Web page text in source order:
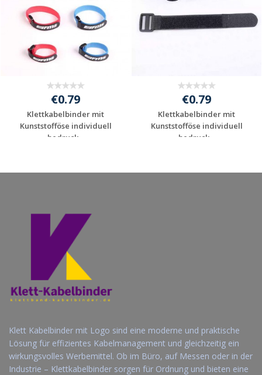
€0.79
Klettkabelbinder mit
Kunststofföse individuell
bedruck...
€0.79
Klettkabelbinder mit
Kunststofföse individuell
bedruck...
Klett Kabelbinder mit Logo sind eine moderne und praktische
Lösung für effizientes Kabelmanagement und gleichzeitig ein
wirkungsvolles Werbemittel. Ob im Büro, auf Messen oder in der
Industrie – Klettkabelbinder sorgen für Ordnung und bieten eine